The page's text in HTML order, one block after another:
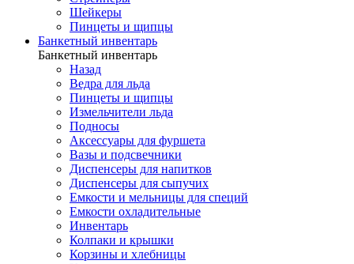
Шейкеры
Пинцеты и щипцы
Банкетный инвентарь
Банкетный инвентарь
Назад
Ведра для льда
Пинцеты и щипцы
Измельчители льда
Подносы
Аксессуары для фуршета
Вазы и подсвечники
Диспенсеры для напитков
Диспенсеры для сыпучих
Емкости и мельницы для специй
Емкости охладительные
Инвентарь
Колпаки и крышки
Корзины и хлебницы